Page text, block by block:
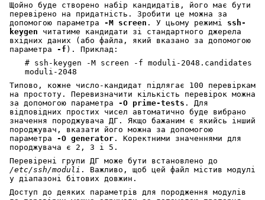
Щойно буде створено набір кандидатів, його має бути
перевірено на придатність. Зробити це можна за
допомогою параметра -M screen . У цьому режимі ssh-
keygen читатиме кандидати зі стандартного джерела
вхідних даних (або файла, який вказано за допомогою
параметра -f ). Приклад:
# ssh-keygen -M screen -f moduli-2048.candidates
moduli-2048
Типово, кожне число-кандидат підлягає 100 перевіркам
на простоту. Перевизначити кількість перевірок можна
за допомогою параметра -O prime-tests . Для
відповідних простих чисел автоматично буде вибрано
значення породжувача ДГ. Якщо бажаним є якийсь інший
породжувач, вказати його можна за допомогою
параметра -O generator . Коректними значеннями для
породжувача є 2, 3 і 5.
Перевірені групи ДГ може бути встановлено до
/etc/ssh/moduli . Важливо, щоб цей файл містив модулі
у діапазоні бітових довжин.
Доступ до деяких параметрів для породження модулів